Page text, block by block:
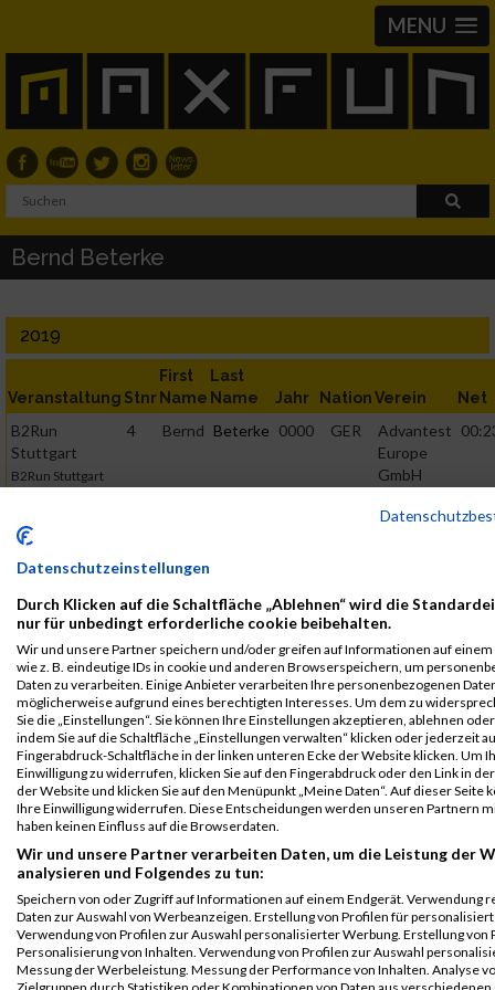
MENU
Bernd Beterke
2019
Veranstaltung Stnr
First
Name
Last
Name
Jahr NationVerein Net
B2Run
Stuttgart
B2Run Stuttgart
4 Bernd Beterke 0000 GER
Advantest
Europe
GmbH
Stuttgart
männlich
Advantest
B2Run
Stuttgart
Teamwertung
männlich
4 Bernd Beterke 0000 GER
Advantest
Europe
GmbH
B2Run
Stuttgart
Teamwertung
mixed
4 Bernd Beterke 0000 GER
Advantest
Europe
GmbH
Legende:
Team Position, DNS = Did not start, DNF = Did not finish, DQ =
Datenschutzeinstellungen
Durch Klicken auf die Schaltfläche „Ablehnen“ wird die
nur für unbedingt erforderliche cookie beibehalten.
Wir und unsere Partner speichern und/oder greifen auf Informationen auf einem
wie z. B. eindeutige IDs in cookie und anderen Browserspeichern, um
Daten zu verarbeiten. Einige Anbieter verarbeiten Ihre personenbezogenen
möglicherweise aufgrund eines berechtigten Interesses. Um dem zu
Sie die „Einstellungen“. Sie können Ihre Einstellungen akzeptieren, ablehnen
indem Sie auf die Schaltfläche „Einstellungen verwalten“ klicken oder jederzeit
Fingerabdruck-Schaltfläche in der linken unteren Ecke der Website klicken. Um
Einwilligung zu widerrufen, klicken Sie auf den Fingerabdruck oder den Link in
der Website und klicken Sie auf den Menüpunkt „Meine Daten“. Auf dieser Seite
Ihre Einwilligung widerrufen. Diese Entscheidungen werden unseren Partnern
haben keinen Einfluss auf die Browserdaten.
Wir und unsere Partner verarbeiten Daten, um die Leistung der
analysieren und Folgendes zu tun:
Speichern von oder Zugriff auf Informationen auf einem Endgerät. Verwendung
Daten zur Auswahl von Werbeanzeigen. Erstellung von Profilen für
Verwendung von Profilen zur Auswahl personalisierter Werbung. Erstellung von
Personalisierung von Inhalten. Verwendung von Profilen zur Auswahl
Messung der Werbeleistung. Messung der Performance von Inhalten. Analyse